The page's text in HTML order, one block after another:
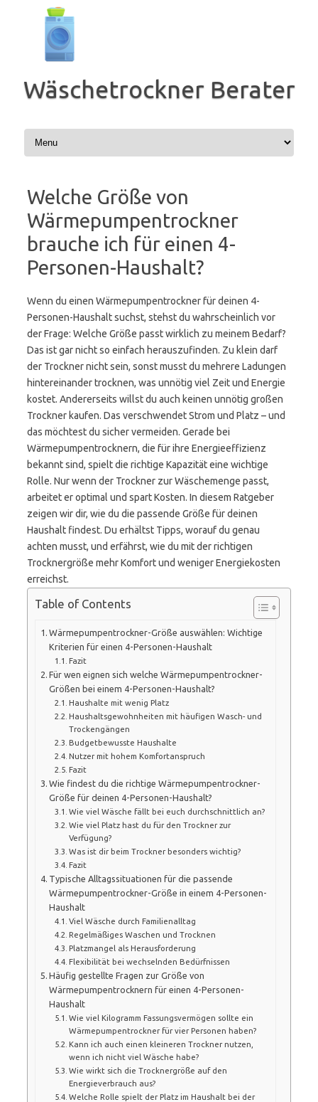
springen
Wäschetrockner Berater
Welche Größe von
Wärmepumpentrockner
brauche ich für einen 4-
Personen-Haushalt?
Wenn du einen Wärmepumpentrockner für deinen 4-
Personen-Haushalt suchst, stehst du wahrscheinlich vor
der Frage: Welche Größe passt wirklich zu meinem Bedarf?
Das ist gar nicht so einfach herauszufinden. Zu klein darf
der Trockner nicht sein, sonst musst du mehrere Ladungen
hintereinander trocknen, was unnötig viel Zeit und Energie
kostet. Andererseits willst du auch keinen unnötig großen
Trockner kaufen. Das verschwendet Strom und Platz – und
das möchtest du sicher vermeiden. Gerade bei
Wärmepumpentrocknern, die für ihre Energieeffizienz
bekannt sind, spielt die richtige Kapazität eine wichtige
Rolle. Nur wenn der Trockner zur Wäschemenge passt,
arbeitet er optimal und spart Kosten. In diesem Ratgeber
zeigen wir dir, wie du die passende Größe für deinen
Haushalt findest. Du erhältst Tipps, worauf du genau
achten musst, und erfährst, wie du mit der richtigen
Trocknergröße mehr Komfort und weniger Energiekosten
erreichst.
Table of Contents
Wärmepumpentrockner-Größe auswählen: Wichtige
Kriterien für einen 4-Personen-Haushalt
Fazit
Für wen eignen sich welche Wärmepumpentrockner-
Größen bei einem 4-Personen-Haushalt?
Haushalte mit wenig Platz
Haushaltsgewohnheiten mit häufigen Wasch- und
Trockengängen
Budgetbewusste Haushalte
Nutzer mit hohem Komfortanspruch
Fazit
Wie findest du die richtige Wärmepumpentrockner-
Größe für deinen 4-Personen-Haushalt?
Wie viel Wäsche fällt bei euch durchschnittlich an?
Wie viel Platz hast du für den Trockner zur
Verfügung?
Was ist dir beim Trockner besonders wichtig?
Fazit
Typische Alltagssituationen für die passende
Wärmepumpentrockner-Größe in einem 4-Personen-
Haushalt
Viel Wäsche durch Familienalltag
Regelmäßiges Waschen und Trocknen
Platzmangel als Herausforderung
Flexibilität bei wechselnden Bedürfnissen
Häufig gestellte Fragen zur Größe von
Wärmepumpentrocknern für einen 4-Personen-
Haushalt
Wie viel Kilogramm Fassungsvermögen sollte ein
Wärmepumpentrockner für vier Personen haben?
Kann ich auch einen kleineren Trockner nutzen,
wenn ich nicht viel Wäsche habe?
Wie wirkt sich die Trocknergröße auf den
Energieverbrauch aus?
Welche Rolle spielt der Platz im Haushalt bei der